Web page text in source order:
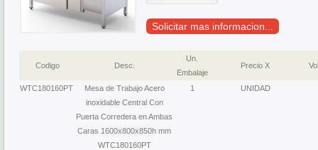
Solicitar mas informacion...
Codigo Desc.
Un.
Embalaje
Precio X
WTC180160PT
Mesa de Trabajo Acero
inoxidable Central Con
Puerta Corredera en Ambas
Caras 1600x800x850h mm
WTC180160PT
1 UNIDAD